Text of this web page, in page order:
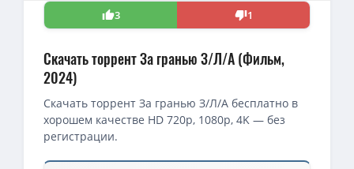
3
1
Скачать торрент За гранью З/Л/А (Фильм,
2024)
Скачать торрент За гранью З/Л/А бесплатно в
хорошем качестве HD 720p, 1080p, 4K — без
регистрации.